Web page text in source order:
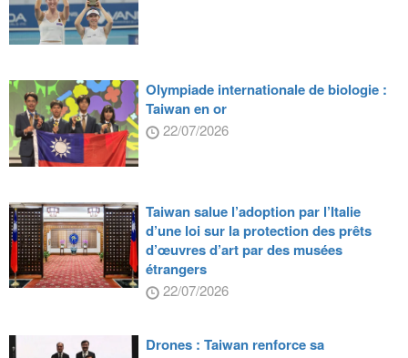
Olympiade internationale de biologie :
Taiwan en or
22/07/2026
Taiwan salue l’adoption par l’Italie
d’une loi sur la protection des prêts
d’œuvres d’art par des musées
étrangers
22/07/2026
Drones : Taiwan renforce sa